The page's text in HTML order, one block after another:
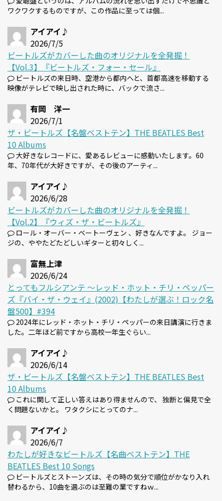
ワクワクするものですが、この作品に至っては個...
アイアイ♪
2026/7/5
ビートルズがカバーした曲のオリジナルを全発掘！
【Vol.3】『ビートルズ・フォー・セール』
ビートルズの来日時、空港から都内へと、首都高速を移動する
映像がテレビで映し出された時に、バックで流さ...
有岡 洋一
2026/7/1
ザ・ビートルズ【名盤ベストテン】THE BEATLES Best
10 Albums
大好きなレコードに、愛あるレビューに感動いたします。60
年、70年代が大好きですが、その後のアーティ...
アイアイ♪
2026/6/28
ビートルズがカバーした曲のオリジナルを全発掘！
【Vol.2】『ウィズ・ザ・ビートルズ』
ロール・オーバー・ベートーヴェン 、好きなんですよ。 ジョー
ジの、ややたどたどしいギターと初々しく...
富無上津
2026/6/24
とってもフルシアンテ 〜レッド・ホット・チリ・ペッパー
ズ『バイ・ザ・ウェイ』(2002)【わたしが選ぶ！ロック名
盤500】#394
2024年にレッド・ホット・チリ・ペッパーの来日講演に行きま
した。二年ほど前ですから高校一年生ぐらい...
アイアイ♪
2026/6/14
ザ・ビートルズ【名盤ベストテン】THE BEATLES Best
10 Albums
これに関して正しい答えはあり得ませんので、 独断と偏見で全
く問題ないかと。 ワタクシにとってのナ...
アイアイ♪
2026/6/7
わたしが好きなビートルズ【名曲ベストテン】THE
BEATLES Best 10 Songs
ビートルズとストーンズは、その時の気分で順位がかなり入れ
替わるから、10曲を選ぶのは至難の業ですねｗ...